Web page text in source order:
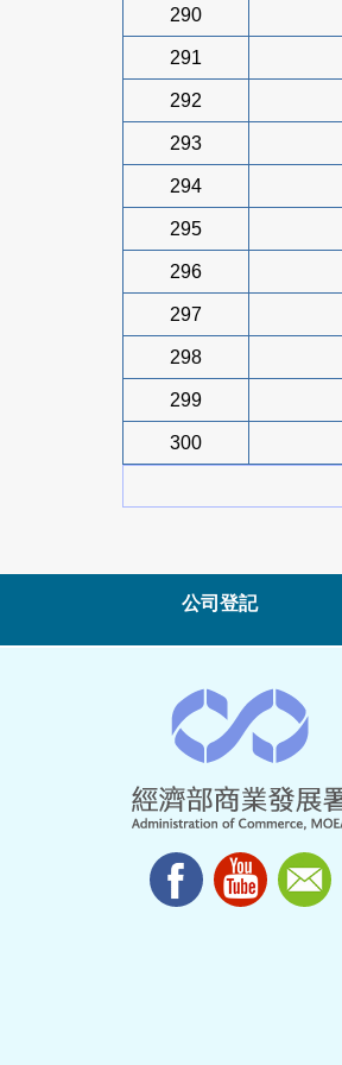
290
291
292
293
294
295
296
297
298
299
300
公司登記